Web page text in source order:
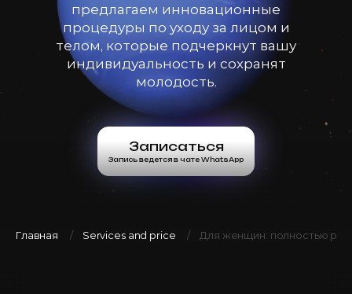
предлагаем инновационные
процедуры по уходу за лицом и
телом, которые подчеркнут вашу
индивидуальность и сохранят
молодость.
Записаться
Запись ведется в чате WhatsApp
Главная Services and price Для женщин: полностью